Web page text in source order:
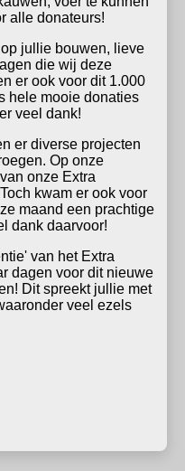
alle donateurs!
jullie bouwen, lieve
die wij deze
er ook voor dit 1.000
hele mooie donaties
veel dank!
er diverse projecten
Op onze
onze Extra
kwam er ook voor
maand een prachtige
dank daarvoor!
van het Extra
dagen voor dit nieuwe
Dit spreekt jullie met
veel ezels